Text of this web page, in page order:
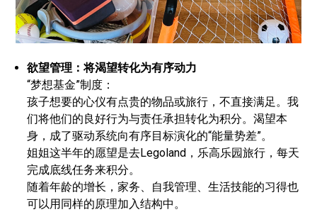
欲望管理：将渴望转化为有序动力
“梦想基金”制度：
孩子想要的心仪有点贵的物品或旅行，不直接满足。我
们将他们的良好行为与责任承担转化为积分。渴望本
身，成了驱动系统向有序目标演化的“能量势差”。
姐姐这半年的愿望是去Legoland，乐高乐园旅行，每天
完成底线任务来积分。
随着年龄的增长，家务、自我管理、生活技能的习得也
可以用同样的原理加入结构中。